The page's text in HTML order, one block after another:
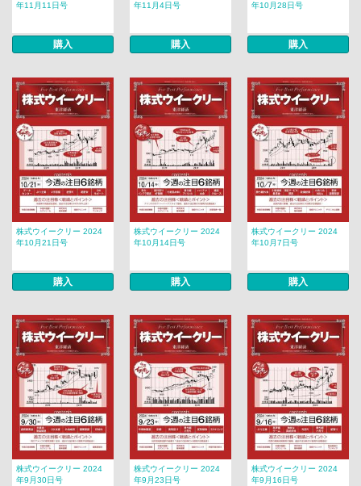
年11月11日号
購入
年11月4日号
購入
年10月28日号
購入
株式ウイークリー 2024
年10月21日号
購入
株式ウイークリー 2024
年10月14日号
購入
株式ウイークリー 2024
年10月7日号
購入
株式ウイークリー 2024
年9月30日号
株式ウイークリー 2024
年9月23日号
株式ウイークリー 2024
年9月16日号